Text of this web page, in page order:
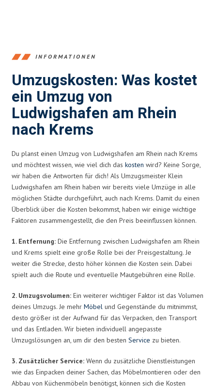
INFORMATIONEN
Umzugskosten: Was kostet
ein Umzug von
Ludwigshafen am Rhein
nach Krems
Du planst einen Umzug von Ludwigshafen am Rhein nach Krems
und möchtest wissen, wie viel dich das kosten wird? Keine Sorge,
wir haben die Antworten für dich! Als Umzugsmeister Klein
Ludwigshafen am Rhein haben wir bereits viele Umzüge in alle
möglichen Städte durchgeführt, auch nach Krems. Damit du einen
Überblick über die Kosten bekommst, haben wir einige wichtige
Faktoren zusammengestellt, die den Preis beeinflussen können.
1. Entfernung: Die Entfernung zwischen Ludwigshafen am Rhein
und Krems spielt eine große Rolle bei der Preisgestaltung. Je
weiter die Strecke, desto höher können die Kosten sein. Dabei
spielt auch die Route und eventuelle Mautgebühren eine Rolle.
2. Umzugsvolumen: Ein weiterer wichtiger Faktor ist das Volumen
deines Umzugs. Je mehr Möbel und Gegenstände du mitnimmst,
desto größer ist der Aufwand für das Verpacken, den Transport
und das Entladen. Wir bieten individuell angepasste
Umzugslösungen an, um dir den besten Service zu bieten.
3. Zusätzlicher Service: Wenn du zusätzliche Dienstleistungen
wie das Einpacken deiner Sachen, das Möbelmontieren oder den
Abbau von Küchenmöbeln benötigst, können sich die Kosten